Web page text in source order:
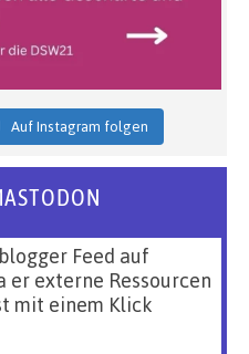
Auf Instagram folgen
Feed auf
er externe Ressourcen
mit einem Klick